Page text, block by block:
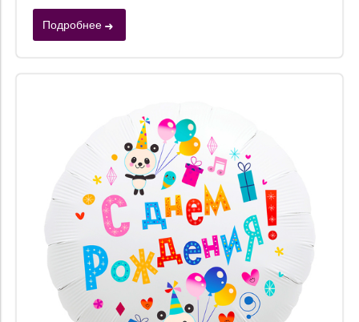
Подробнее